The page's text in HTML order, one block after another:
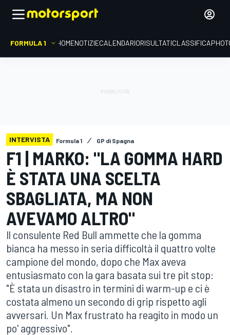
FORMULA 1 HOMENOTIZIECALENDARIORISULTATICLASSIFICA
INTERVISTA Formula 1 GP di Spagna
F1 | MARKO: "LA GOMMA HARD
È STATA UNA SCELTA
SBAGLIATA, MA NON
AVEVAMO ALTRO"
Il consulente Red Bull ammette che la gomma
bianca ha messo in seria difficoltà il quattro volte
campione del mondo, dopo che Max aveva
entusiasmato con la gara basata sui tre pit stop:
"È stata un disastro in termini di warm-up e ci è
costata almeno un secondo di grip rispetto agli
avversari. Un Max frustrato ha reagito in modo un
po' aggressivo".